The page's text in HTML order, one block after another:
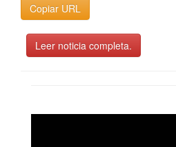
Copiar URL
Leer noticia completa.